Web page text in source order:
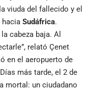
viuda del fallecido y el
hacia Sudáfrica.
cabeza baja. Al
relató Çenet
en el aeropuerto de
más tarde, el 2 de
mortal: un ciudadano